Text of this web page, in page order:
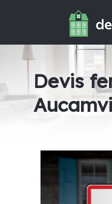
Devis